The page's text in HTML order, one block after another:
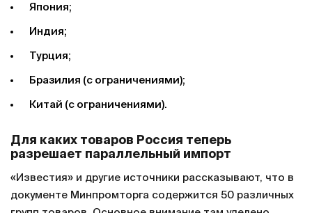
Япония;
Индия;
Турция;
Бразилия (с ограничениями);
Китай (с ограничениями).
Для каких товаров Россия теперь
разрешает параллельный импорт
«Известия» и другие источники рассказывают, что в
документе Минпромторга содержится 50 различных